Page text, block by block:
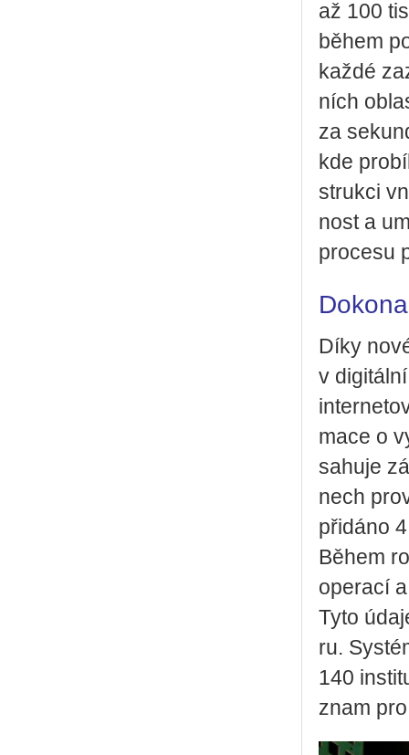
až 100
během
každé
ních
za
kde
struk­ci
nost a
pro­ce­su
Díky
v
ma­ce o
sa­hu­je
nech
při­dá­no
Během
ope­ra­cí
Tyto
ru.
140
znam